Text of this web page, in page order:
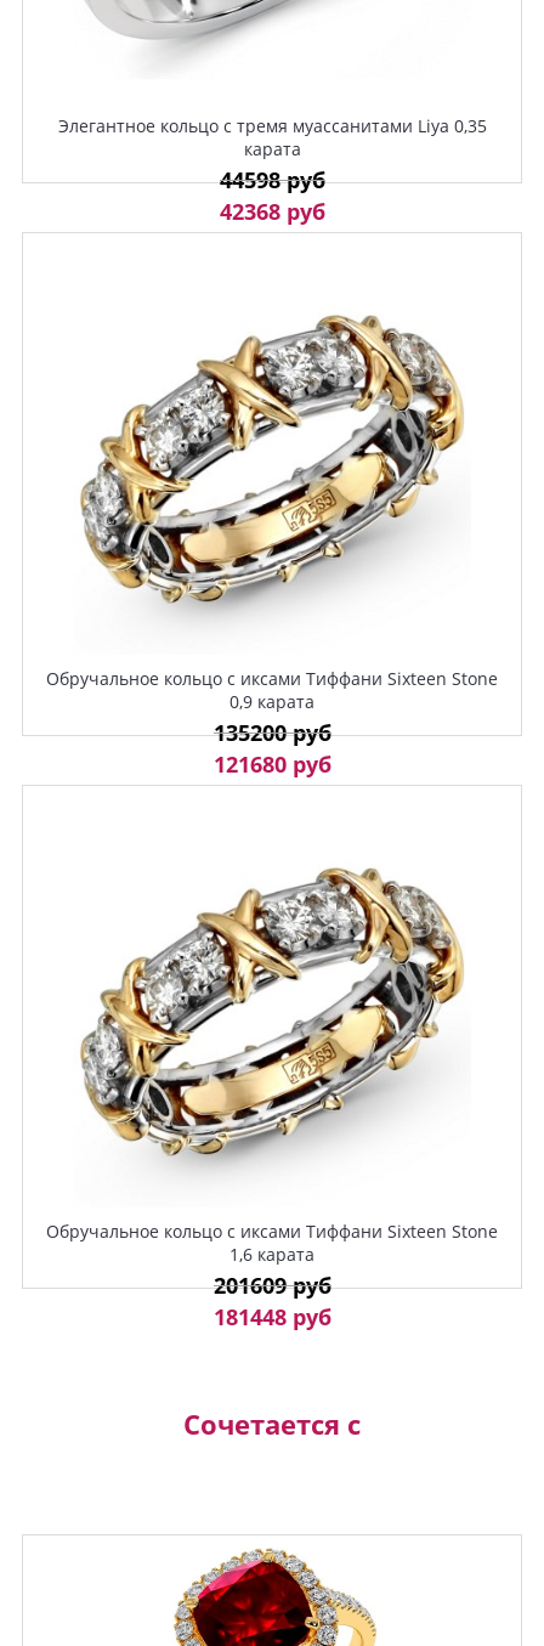
Элегантное кольцо с тремя муассанитами Liya 0,35
карата
44598 руб
42368 руб
Обручальное кольцо с иксами Тиффани Sixteen Stone
0,9 карата
135200 руб
121680 руб
Обручальное кольцо с иксами Тиффани Sixteen Stone
1,6 карата
201609 руб
181448 руб
Сочетается с